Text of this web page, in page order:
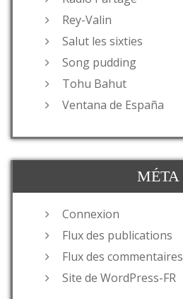
Rey-Valin
Salut les sixties
Song pudding
Tohu Bahut
Ventana de España
MÉTA
Connexion
Flux des publications
Flux des commentaires
Site de WordPress-FR